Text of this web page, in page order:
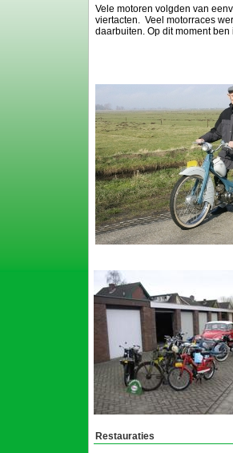
Vele motoren volgden van
viertacten. Veel motorraces
daarbuiten. Op dit moment
Restauraties